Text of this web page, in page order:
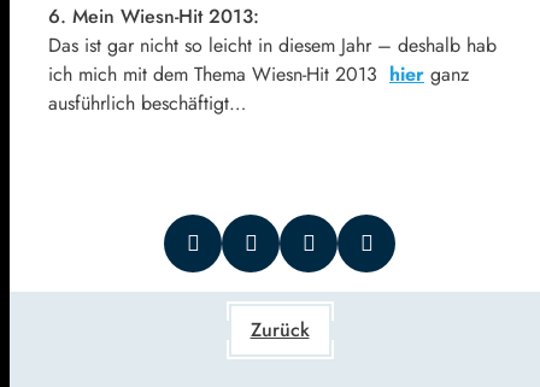
6. Mein Wiesn-Hit 2013:
Das ist gar nicht so leicht in diesem Jahr – deshalb hab
ich mich mit dem Thema Wiesn-Hit 2013 hier ganz
ausführlich beschäftigt…
Zurück